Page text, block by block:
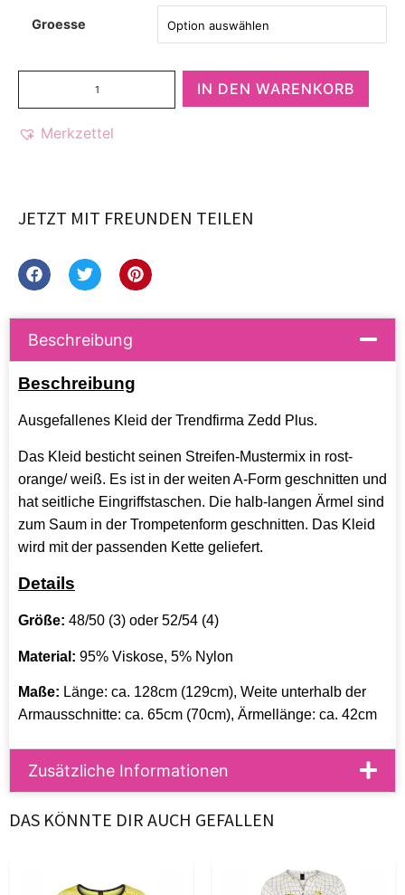
Groesse
IN DEN WARENKORB
Merkzettel
JETZT MIT FREUNDEN TEILEN
Beschreibung
Beschreibung
Ausgefallenes Kleid der Trendfirma Zedd Plus.
Das Kleid besticht seinen Streifen-Mustermix in rost-
orange/ weiß. Es ist in der weiten A-Form geschnitten und
hat seitliche Eingriffstaschen. Die halb-langen Ärmel sind
zum Saum in der Trompetenform geschnitten. Das Kleid
wird mit der passenden Kette geliefert.
Details
Größe: 48/50 (3) oder 52/54 (4)
Material: 95% Viskose, 5% Nylon
Maße: Länge: ca. 128cm (129cm), Weite unterhalb der
Armausschnitte: ca. 65cm (70cm), Ärmellänge: ca. 42cm
Zusätzliche Informationen
DAS KÖNNTE DIR AUCH GEFALLEN